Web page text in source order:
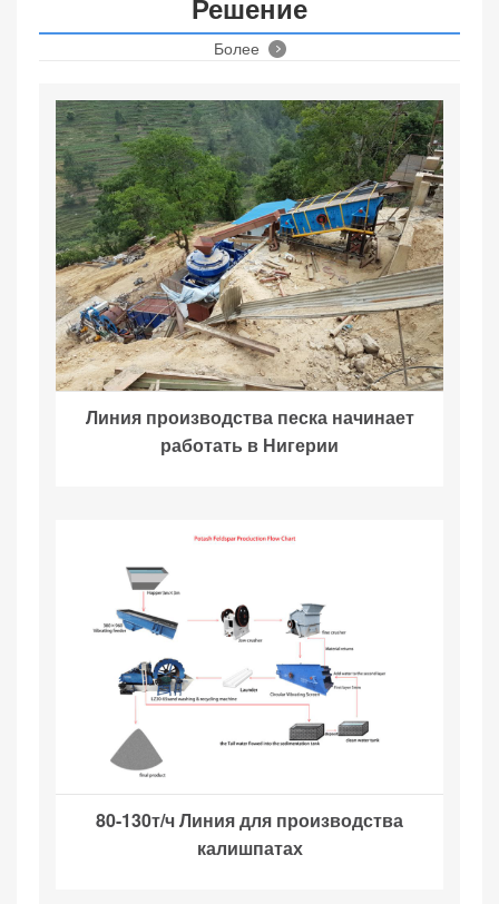
Решение
Более
Линия производства песка начинает
работать в Нигерии
80-130т/ч Линия для производства
калишпатах